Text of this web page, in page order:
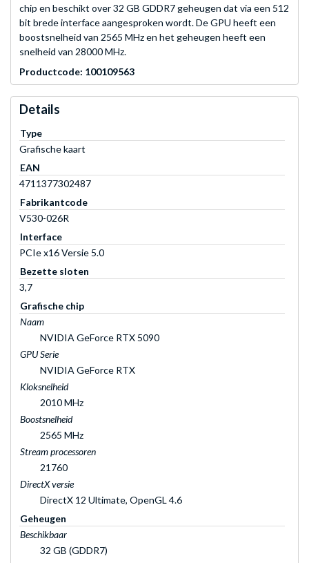
chip en beschikt over 32 GB GDDR7 geheugen dat via een 512
bit brede interface aangesproken wordt. De GPU heeft een
boostsnelheid van 2565 MHz en het geheugen heeft een
snelheid van 28000 MHz.
Productcode: 100109563
Details
Type
Grafische kaart
EAN
4711377302487
Fabrikantcode
V530-026R
Interface
PCIe x16 Versie 5.0
Bezette sloten
3,7
Grafische chip
Naam
NVIDIA GeForce RTX 5090
GPU Serie
NVIDIA GeForce RTX
Kloksnelheid
2010 MHz
Boostsnelheid
2565 MHz
Stream processoren
21760
DirectX versie
DirectX 12 Ultimate, OpenGL 4.6
Geheugen
Beschikbaar
32 GB (GDDR7)